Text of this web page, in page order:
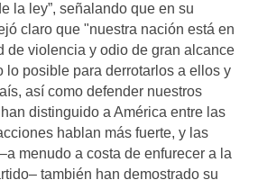
la ley”, señalando que en su
claro que "nuestra nación está en
de violencia y odio de gran alcance
lo posible para derrotarlos a ellos y
así como defender nuestros
distinguido a América entre las
hablan más fuerte, y las
menudo a costa de enfurecer a la
también han demostrado su